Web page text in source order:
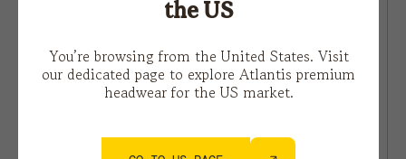
the US
You’re browsing from the United States. Visit
our dedicated page to explore Atlantis premium
headwear for the US market.